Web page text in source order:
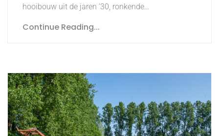
hooibouw uit de jaren ’30, ronkende…
Continue Reading...